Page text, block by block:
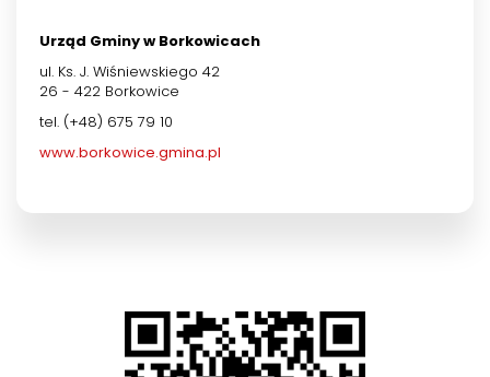
Urząd Gminy w Borkowicach
ul. Ks. J. Wiśniewskiego 42
26 - 422 Borkowice
tel. (+48) 675 79 10
www.borkowice.gmina.pl